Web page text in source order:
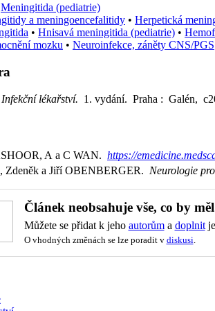
Meningitida (pediatrie)
a meningoencefalitidy • Herpetická
• Hnisavá meningitida (pediatrie) •
mozku • Neuroinfekce, záněty CNS/PGS
Infekční lékařství. 1. vydání. Praha : Galén,
A a C WAN. https://
Zdeněk a Jiří OBENBERGER. Neurologie
Článek neobsahuje vše, co by
Můžete se přidat k jeho autorůma doplnit
O vhodných změnách se lze poradit v diskusi